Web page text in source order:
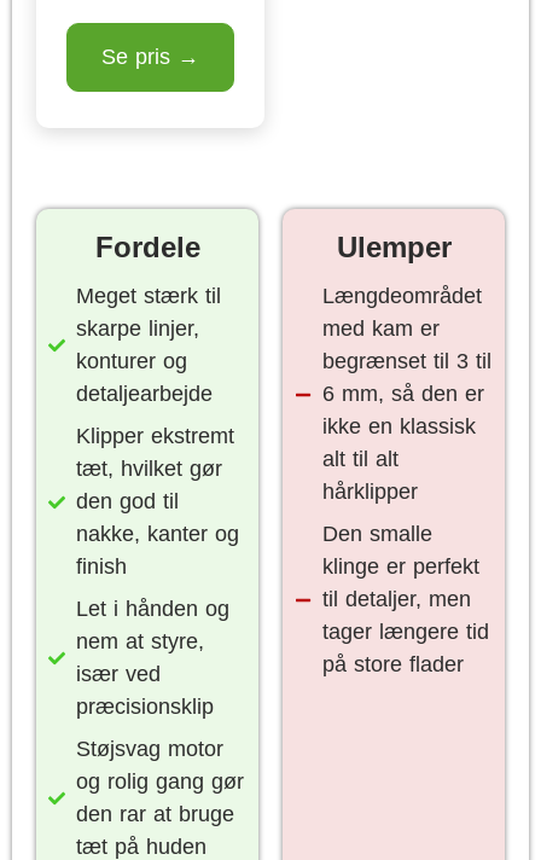
Se pris →
Fordele
Meget stærk til
skarpe linjer,
konturer og
detaljearbejde
Klipper ekstremt
tæt, hvilket gør
den god til
nakke, kanter og
finish
Let i hånden og
nem at styre,
især ved
præcisionsklip
Støjsvag motor
og rolig gang gør
den rar at bruge
tæt på huden
Ulemper
Længdeområdet
med kam er
begrænset til 3 til
6 mm, så den er
ikke en klassisk
alt til alt
hårklipper
Den smalle
klinge er perfekt
til detaljer, men
tager længere tid
på store flader